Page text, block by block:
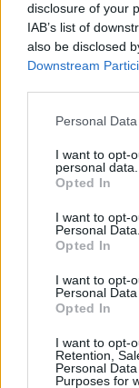
disclosure of your
IAB’s list of
also be disclosed
Downstream
Please note that
not limited to your
grant or deny
use your data for
consent section.
Personal
I want to opt-
personal data.
Opted In
I want to opt-
Personal Data.
Opted In
I want to opt-
Personal
Opted In
I want to opt-
Retention,
Personal
Purposes for
Az orosz
senkit, hogy
Ebben a
nem